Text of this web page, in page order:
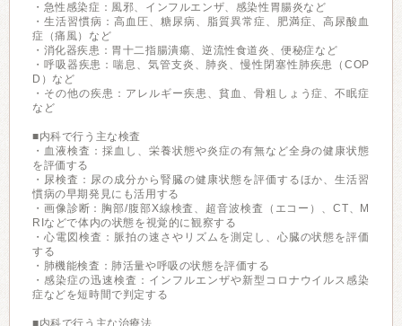
・急性感染症：風邪、インフルエンザ、感染性胃腸炎など
・生活習慣病：高血圧、糖尿病、脂質異常症、肥満症、高尿酸血
症（痛風）など
・消化器疾患：胃十二指腸潰瘍、逆流性食道炎、便秘症など
・呼吸器疾患：喘息、気管支炎、肺炎、慢性閉塞性肺疾患（COP
D）など
・その他の疾患：アレルギー疾患、貧血、骨粗しょう症、不眠症
など
■内科で行う主な検査
・血液検査：採血し、栄養状態や炎症の有無など全身の健康状態
を評価する
・尿検査：尿の成分から腎臓の健康状態を評価するほか、生活習
慣病の早期発見にも活用する
・画像診断：胸部/腹部X線検査、超音波検査（エコー）、CT、M
RIなどで体内の状態を視覚的に観察する
・心電図検査：脈拍の速さやリズムを測定し、心臓の状態を評価
する
・肺機能検査：肺活量や呼吸の状態を評価する
・感染症の迅速検査：インフルエンザや新型コロナウイルス感染
症などを短時間で判定する
■内科で行う主な治療法